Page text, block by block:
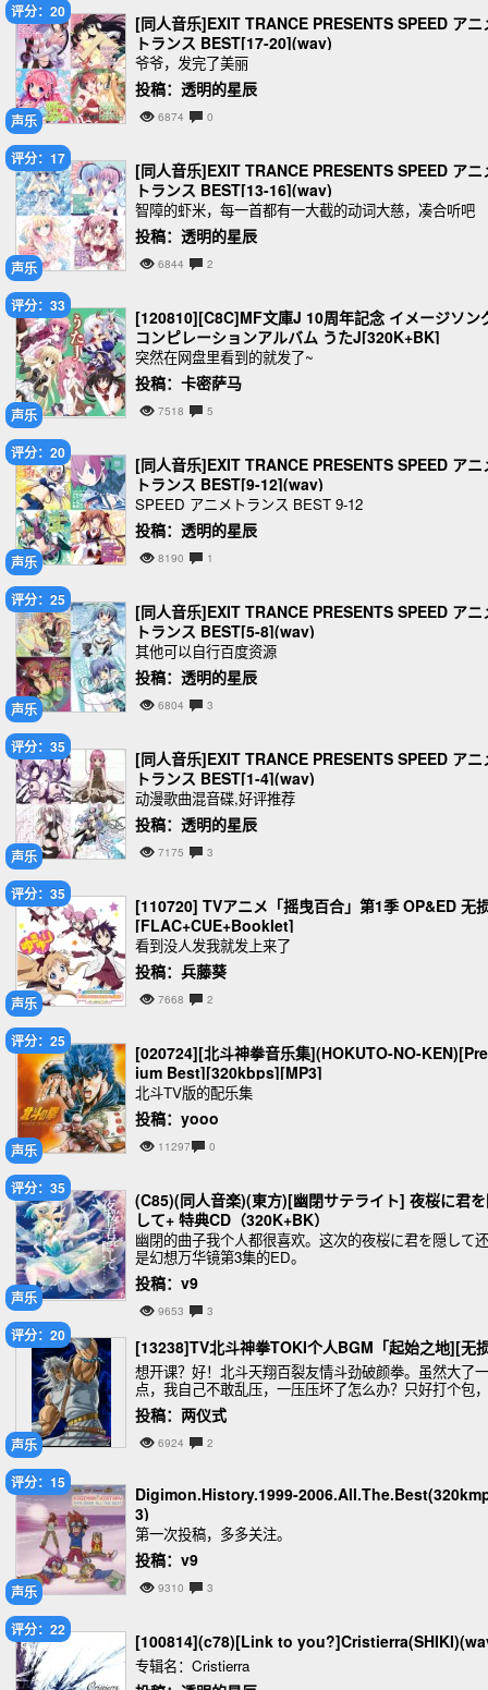
声乐
评分：20
[同人音乐]EXIT TRANCE PRESENTS SPEED アニ
トランス BEST[17-20](wav)
爷爷，发完了美丽
投稿：透明的星辰
6874 0
声乐
评分：17
[同人音乐]EXIT TRANCE PRESENTS SPEED アニ
トランス BEST[13-16](wav)
智障的虾米，每一首都有一大截的动词大慈，凑合听吧
投稿：透明的星辰
6844 2
声乐
评分：33
[120810][C8C]MF文庫J 10周年記念 イメージソン
コンピレーションアルバム うたJ[320K+BK]
突然在网盘里看到的就发了~
投稿：卡密萨马
7518 5
声乐
评分：20
[同人音乐]EXIT TRANCE PRESENTS SPEED アニ
トランス BEST[9-12](wav)
SPEED アニメトランス BEST 9-12
投稿：透明的星辰
8190 1
声乐
评分：25
[同人音乐]EXIT TRANCE PRESENTS SPEED アニ
トランス BEST[5-8](wav)
其他可以自行百度资源
投稿：透明的星辰
6804 3
声乐
评分：35
[同人音乐]EXIT TRANCE PRESENTS SPEED アニ
トランス BEST[1-4](wav)
动漫歌曲混音碟,好评推荐
投稿：透明的星辰
7175 3
声乐
评分：35
[110720] TVアニメ「摇曳百合」第1季 OP&ED 无
[FLAC+CUE+Booklet]
看到没人发我就发上来了
投稿：兵藤葵
7668 2
声乐
评分：25
[020724][北斗神拳音乐集](HOKUTO-NO-
ium Best][320kbps][MP3]
北斗TV版的配乐集
投稿：yooo
11297 0
声乐
评分：35
(C85)(同人音楽)(東方)[幽閉サテライト] 夜桜に君
して+ 特典CD（320K+BK）
幽閉的曲子我个人都很喜欢。这次的夜桜に君を隠して还
是幻想万华镜第3集的ED。
投稿：v9
9653 3
声乐
评分：20
[13238]TV北斗神拳TOKI个人BGM「起始之地][无
想开课？好！北斗天翔百裂友情斗劲破颜拳。虽然大了一
点，我自己不敢乱压，一压压坏了怎么办？只好打个包，
应该对音质没有损伤吧？我也是不太懂
投稿：两仪式
6924 2
声乐
评分：15
Digimon.History.1999-
3)
第一次投稿，多多关注。
投稿：v9
9310 3
评分：22
[100814](c78)[Link to
专辑名：Cristierra